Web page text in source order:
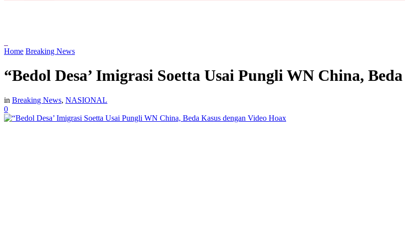
Home Breaking News
“Bedol Desa’ Imigrasi Soetta Usai Pungli WN China,
in Breaking News, NASIONAL
0